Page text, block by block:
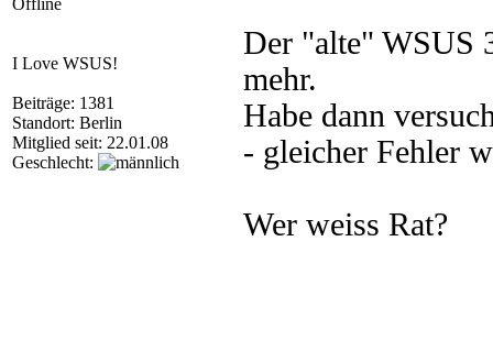
Offline
I Love WSUS!
Beiträge: 1381
Standort: Berlin
Mitglied seit: 22.01.08
Geschlecht:
Der "alte" WSUS
mehr.
Habe dann
- gleicher Fehler
Wer weiss Rat?